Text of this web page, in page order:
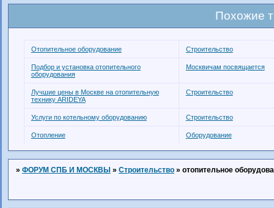
Похожие
Отопительное оборудование Строительство
Подбор и установка отопительного
оборудования
Москвичам посвящается
Лучшие цены в Москве на отопительную
технику ARIDEYA
Строительство
Услуги по котельному оборудованию Строительство
Отопление Оборудование
» ФОРУМ СПБ И МОСКВЫ » Строительство » отопительное